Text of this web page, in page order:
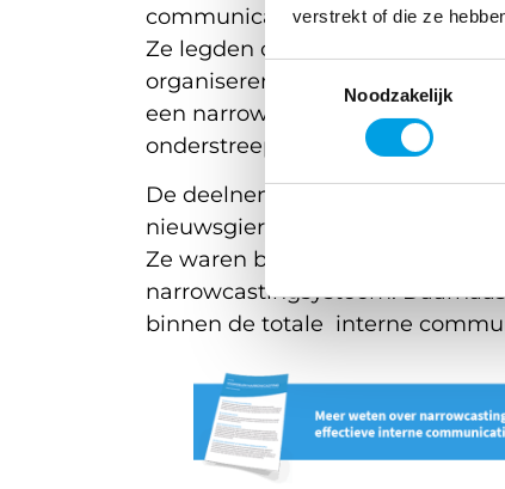
verstrekt of die ze
Noodzakelijk
communicatie en de belangrijke
Ze legden onder andere uit hoe
organiseren. Ook gaven ze
een narrowcastingsysteem. De
onderstreepte het belang voor
De deelnemende
nieuwsgierig naar de
Ze waren benieuwd naar de
narrowcastingsysteem.
binnen de totale interne